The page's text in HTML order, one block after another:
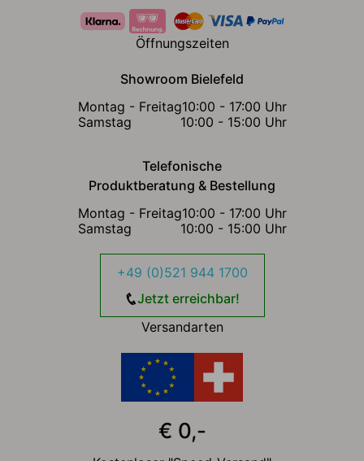
Öffnungszeiten
Showroom Bielefeld
Montag - Freitag10:00 - 17:00 Uhr
Samstag
10:00 - 15:00 Uhr
Telefonische
Produktberatung & Bestellung
Montag - Freitag10:00 - 17:00 Uhr
Samstag
10:00 - 15:00 Uhr
+49 (0)521 944 1700
Jetzt erreichbar!
Versandarten
€ 0,-